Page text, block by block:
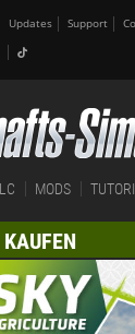
Updates Support
MODS
KAUFEN